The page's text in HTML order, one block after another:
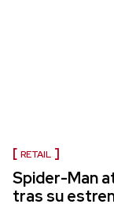
RETAIL
Spider-Man
tras su